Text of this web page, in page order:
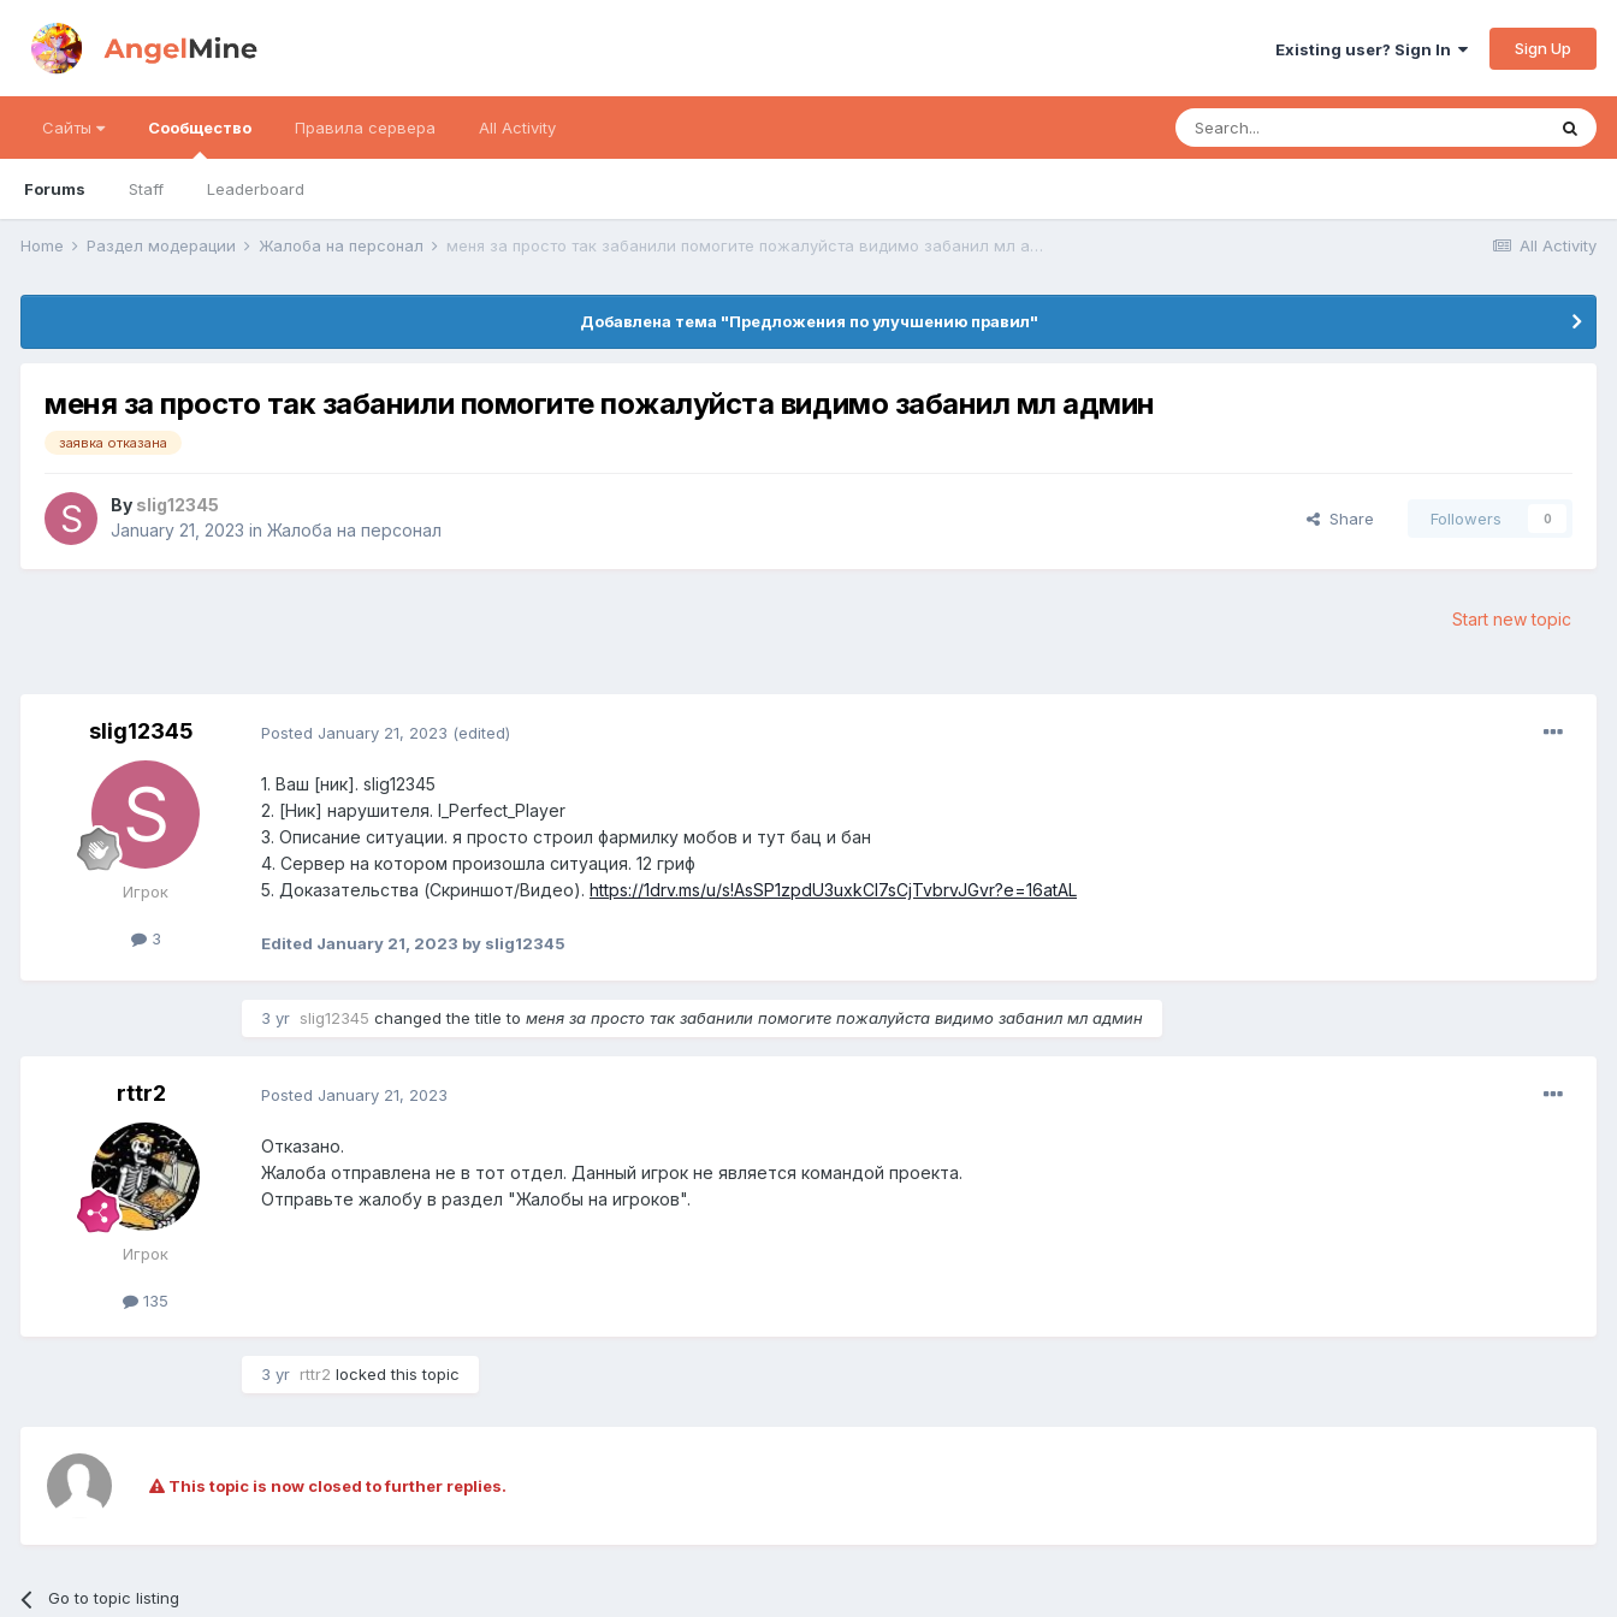
Existing user? Sign In Sign Up
Сайты Сообщество
Forums Staff Leaderboard
Правила сервера All Activity
All Activity
Home Раздел модерации Жалоба на персонал меня за просто так забанили помогите пожалуйста видимо забанил мл админ
Добавлена тема "Предложения по улучшению правил"
меня за просто так забанили помогите пожалуйста видимо забанил мл админ
заявка отказана
By slig12345
January 21, 2023 in Жалоба на персонал
Share Followers 0
Start new topic
slig12345
Игрок
3
Posted January 21, 2023 (edited)
1. Ваш [ник]. slig12345
2. [Ник] нарушителя. I_Perfect_Player
3. Описание ситуации. я просто строил фармилку мобов и тут бац и бан
4. Сервер на котором произошла ситуация. 12 гриф
5. Доказательства (Скриншот/Видео). https://1drv.ms/u/s!AsSP1zpdU3uxkCI7sCjTvbrvJGvr?e=16atAL
Edited January 21, 2023 by slig12345
3 yr slig12345 changed the title to меня за просто так забанили помогите пожалуйста видимо забанил мл админ
rttr2
Игрок
135
Posted January 21, 2023
Отказано.
Жалоба отправлена не в тот отдел. Данный игрок не является командой проекта.
Отправьте жалобу в раздел "Жалобы на игроков".
3 yr rttr2 locked this topic
This topic is now closed to further replies.
Go to topic listing